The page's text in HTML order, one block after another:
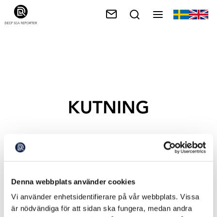
Denna webbplats använder cookies
Vi använder enhetsidentifierare på vår webbplats. Vissa
är nödvändiga för att sidan ska fungera, medan andra
KUTNING